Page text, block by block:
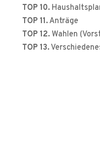
TOP 10.
TOP 11.Anträge
TOP 12.Wahlen
TOP 13.